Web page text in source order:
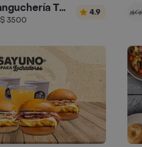
La Lucha Sanguchería Turbo
$ 3500
4.9